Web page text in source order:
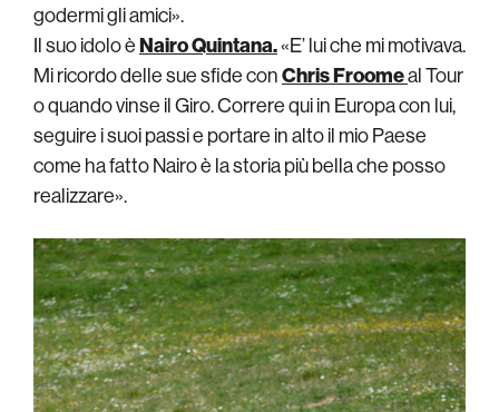
godermi gli amici».
Il suo idolo èNairo Quintana.«E’ lui che mi motivava.
Mi ricordo delle sue sfide conChris Froomeal Tour
o quando vinse il Giro. Correre qui in Europa con lui,
seguire i suoi passi e portare in alto il mio Paese
come ha fatto Nairo è la storia più bella che posso
realizzare».